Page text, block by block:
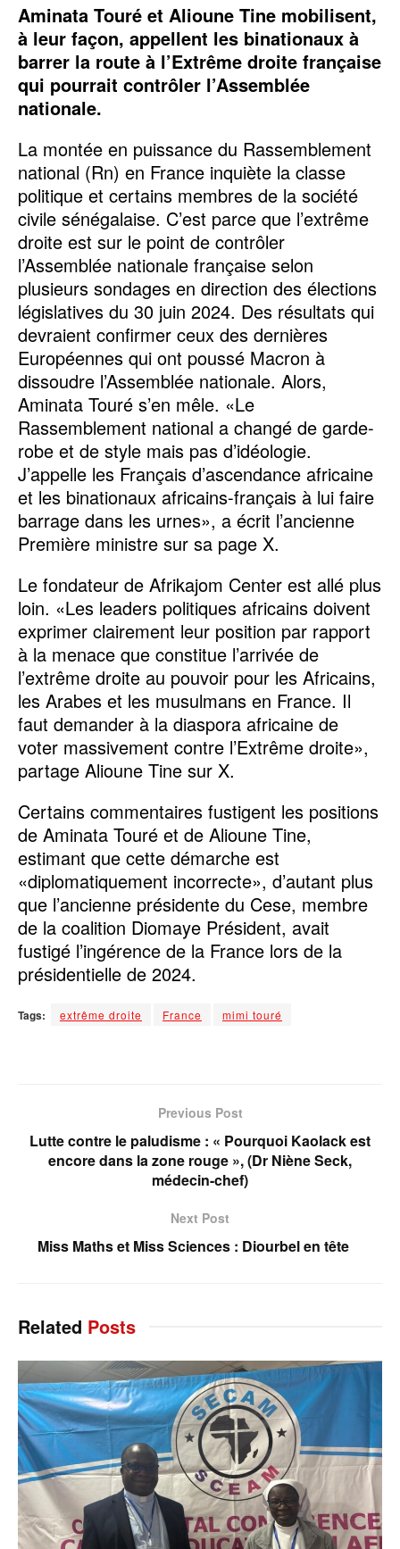
Aminata Touré et Alioune Tine mobilisent,
à leur façon, appellent les binationaux à
barrer la route à l’Extrême droite française
qui pourrait contrôler l’Assemblée
nationale.
La montée en puissance du Rassemblement
national (Rn) en France inquiète la classe
politique et certains membres de la société
civile sénégalaise. C’est parce que l’extrême
droite est sur le point de contrôler
l’Assemblée nationale française selon
plusieurs sondages en direction des élections
législatives du 30 juin 2024. Des résultats qui
devraient confirmer ceux des dernières
Européennes qui ont poussé Macron à
dissoudre l’Assemblée nationale. Alors,
Aminata Touré s’en mêle. «Le
Rassemblement national a changé de garde-
robe et de style mais pas d’idéologie.
J’appelle les Français d’ascendance africaine
et les binationaux africains-français à lui faire
barrage dans les urnes», a écrit l’ancienne
Première ministre sur sa page X.
Le fondateur de Afrikajom Center est allé plus
loin. «Les leaders politiques africains doivent
exprimer clairement leur position par rapport
à la menace que constitue l’arrivée de
l’extrême droite au pouvoir pour les Africains,
les Arabes et les musulmans en France. Il
faut demander à la diaspora africaine de
voter massivement contre l’Extrême droite»,
partage Alioune Tine sur X.
Certains commentaires fustigent les positions
de Aminata Touré et de Alioune Tine,
estimant que cette démarche est
«diplomatiquement incorrecte», d’autant plus
que l’ancienne présidente du Cese, membre
de la coalition Diomaye Président, avait
fustigé l’ingérence de la France lors de la
présidentielle de 2024.
Tags: extrême droite France mimi touré
Previous Post
Lutte contre le paludisme : « Pourquoi Kaolack est
encore dans la zone rouge », (Dr Niène Seck,
médecin-chef)
Next Post
Miss Maths et Miss Sciences : Diourbel en tête
Related Posts